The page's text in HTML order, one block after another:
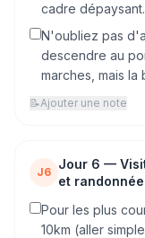
cadre dépaysant.
N'oubliez pas
descendre au
marches, mais la
📝Ajouter une note
J6
Jour 6 —
et
Pour les plus
10km (aller